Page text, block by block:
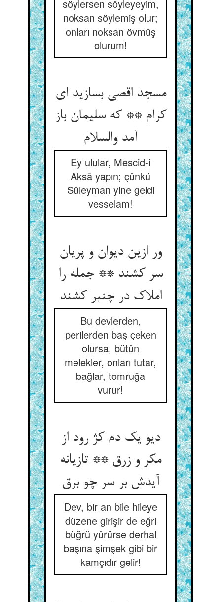
söylersen söyleyeyim,
noksan söylemiş olur;
onları noksan övmüş
olurum!
مسجد اقصی بسازید ای
کرام ** که سلیمان باز
آمد والسلام
Ey ulular, Mescid-i
Aksâ yapın; çünkü
Süleyman yine geldi
vesselam!
ور ازین دیوان و پریان
سر کشند ** جمله را
املاک در چنبر کشند
Bu devlerden,
perilerden baş çeken
olursa, bütün
melekler, onları tutar,
bağlar, tomruğa
vurur!
دیو یک دم کژ رود از
مکر و زرق ** تازیانه
آیدش بر سر چو برق
Dev, bir an bile hileye
düzene girişir de eğri
büğrü yürürse derhal
başına şimşek gibi bir
kamçıdır gelir!